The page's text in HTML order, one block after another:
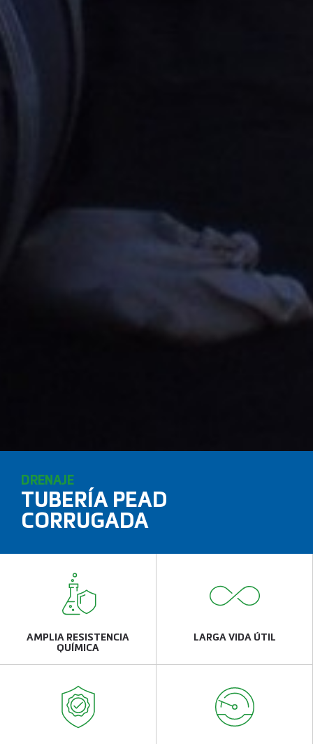
DRENAJE
TUBERÍA PEAD
CORRUGADA
AMPLIA RESISTENCIA
QUÍMICA
LARGA VIDA ÚTIL